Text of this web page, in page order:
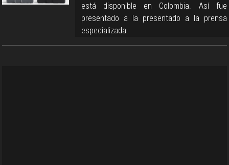
está disponible en Colombia. Así fue
presentado a la presentado a la prensa
especializada.